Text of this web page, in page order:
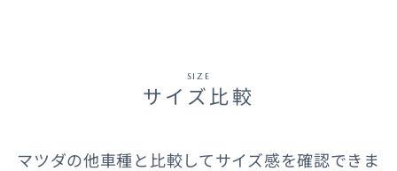
SIZE
サイズ比較
マツダの他車種と比較してサイズ感を確認できま